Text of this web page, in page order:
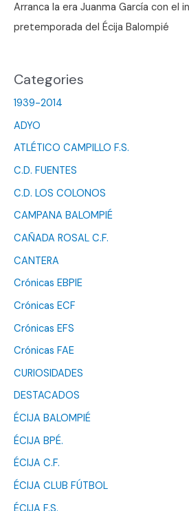
Arranca la era Juanma García con el
pretemporada del Écija Balompié
Categories
1939-2014
ADYO
ATLÉTICO CAMPILLO F.S.
C.D. FUENTES
C.D. LOS COLONOS
CAMPANA BALOMPIÉ
CAÑADA ROSAL C.F.
CANTERA
Crónicas EBPIE
Crónicas ECF
Crónicas EFS
Crónicas FAE
CURIOSIDADES
DESTACADOS
ÉCIJA BALOMPIÉ
ÉCIJA BPÉ.
ÉCIJA C.F.
ÉCIJA CLUB FÚTBOL
ÉCIJA F.S.